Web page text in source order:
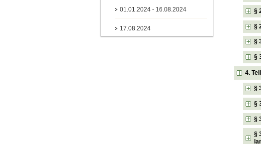
01.01.2024 - 16.08.2024
17.08.2024
§
§
§
§
4.
§
§
§
§